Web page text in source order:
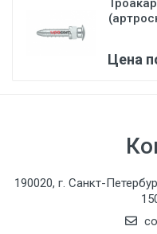
Троакар
Цена
190020, г. Санкт-